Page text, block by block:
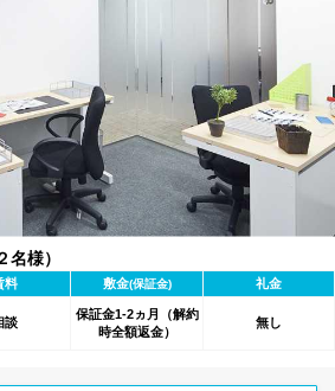
様）
料 敷金(保証金) 礼金
談
保証金1-2ヵ月（解約
時全額返金）
無し